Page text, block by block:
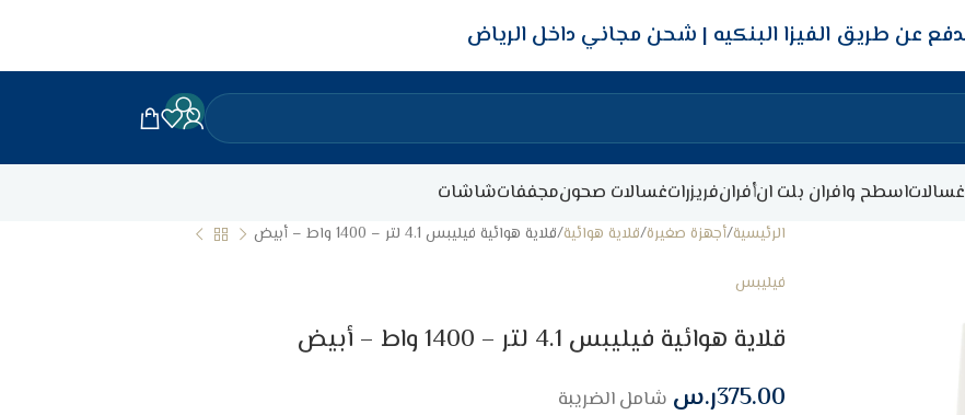
شحن مجاني داخل الرياض
غسالاتاسطح وافران بلت انأفرانفريزراتغسالات صحونمجففاتشاشات
الرئيسية أجهزة صغيرة قلاية هوائية قلاية هوائية فيليبس 4.1 لتر – 1400 واط – أبيض
فيليبس
قلاية هوائية فيليبس 4.1 لتر – 1400 واط – أبيض
375.00ر.س شامل الضريبة